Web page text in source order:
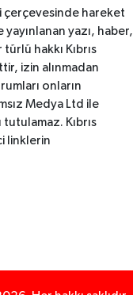
çerçevesinde hareket
yazı, haber,
hakkı Kıbrıs
izin alınmadan
onların
Medya Ltd ile
Kıbrıs
linklerin